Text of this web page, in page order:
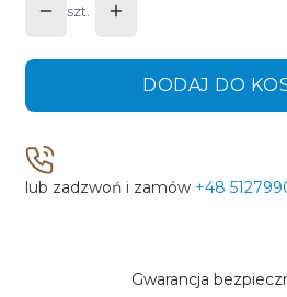
szt.
DODAJ DO
lub zadzwoń i zamów +48
Gwarancja